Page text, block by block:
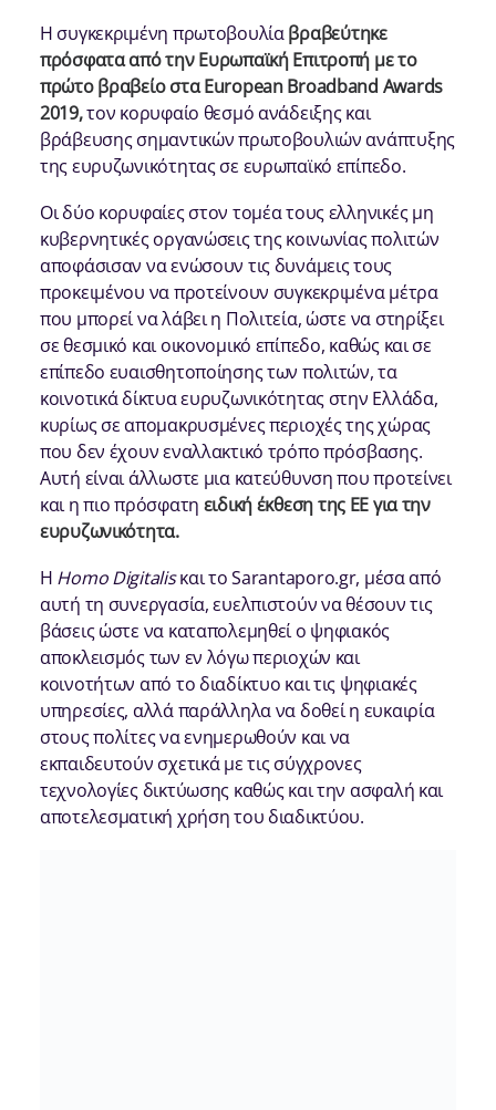
Η συγκεκριμένη πρωτοβουλίαβραβεύτηκε
πρόσφατα από την Ευρωπαϊκή Επιτροπή με το
πρώτο βραβείο στα European Broadband Awards
2019,τον κορυφαίο θεσμό ανάδειξης και
βράβευσης σημαντικών πρωτοβουλιών ανάπτυξης
της ευρυζωνικότητας σε ευρωπαϊκό επίπεδο.
Οι δύο κορυφαίες στον τομέα τους ελληνικές μη
κυβερνητικές οργανώσεις της κοινωνίας πολιτών
αποφάσισαν να ενώσουν τις δυνάμεις τους
προκειμένου να προτείνουν συγκεκριμένα μέτρα
που μπορεί να λάβει η Πολιτεία, ώστε να στηρίξει
σε θεσμικό και οικονομικό επίπεδο, καθώς και σε
επίπεδο ευαισθητοποίησης των πολιτών, τα
κοινοτικά δίκτυα ευρυζωνικότητας στην Ελλάδα,
κυρίως σε απομακρυσμένες περιοχές της χώρας
που δεν έχουν εναλλακτικό τρόπο πρόσβασης.
Αυτή είναι άλλωστε μια κατεύθυνση που προτείνει
και η πιο πρόσφατη ειδική έκθεση της ΕΕ για την
ευρυζωνικότητα.
Η Homo Digitalisκαι το Sarantaporo.gr, μέσα από
αυτή τη συνεργασία, ευελπιστούν να θέσουν τις
βάσεις ώστε να καταπολεμηθεί ο ψηφιακός
αποκλεισμός των εν λόγω περιοχών και
κοινοτήτων από το διαδίκτυο και τις ψηφιακές
υπηρεσίες, αλλά παράλληλα να δοθεί η ευκαιρία
στους πολίτες να ενημερωθούν και να
εκπαιδευτούν σχετικά με τις σύγχρονες
τεχνολογίες δικτύωσης καθώς και την ασφαλή και
αποτελεσματική χρήση του διαδικτύου.